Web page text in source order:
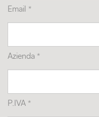
Email *
Azienda *
P.IVA *